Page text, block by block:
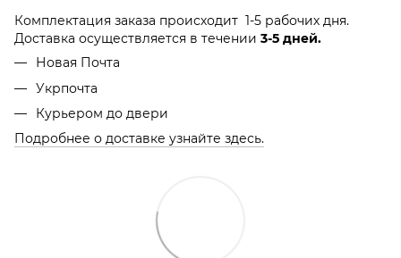
Комплектация заказа происходит 1-5 рабочих дня.
Доставка осуществляется в течении 3-5 дней.
Новая Почта
Укрпочта
Курьером до двери
Подробнее о доставке узнайте здесь.